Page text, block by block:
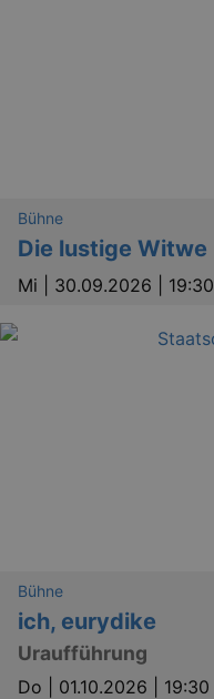
Bühne
Die lustige Witwe
Mi | 30.09.2026 | 19:30
Bühne
ich, eurydike
Uraufführung
Do | 01.10.2026 | 19:30